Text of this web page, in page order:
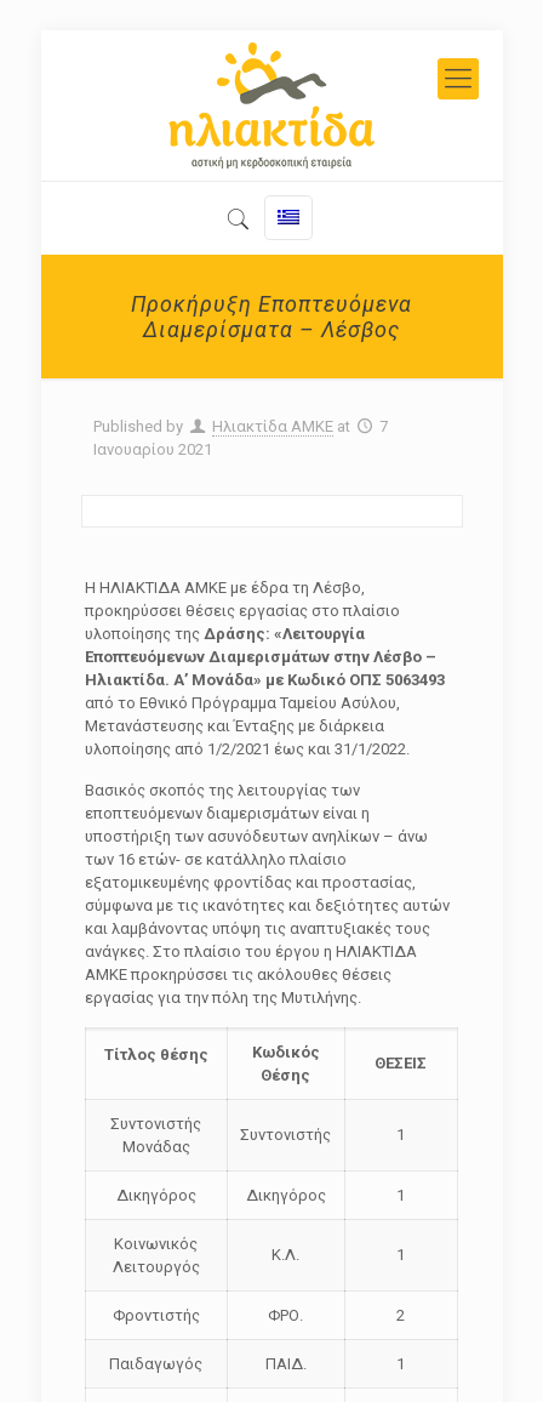
Προκήρυξη Εποπτευόμενα
Διαμερίσματα – Λέσβος
Published by Ηλιακτίδα ΑΜΚΕ at
7
Ιανουαρίου 2021
Η ΗΛΙΑΚΤΙΔΑ ΑΜΚΕ με έδρα τη Λέσβο,
προκηρύσσει θέσεις εργασίας στο πλαίσιο
υλοποίησης της Δράσης: «Λειτουργία
Εποπτευόμενων Διαμερισμάτων στην Λέσβο –
Ηλιακτίδα. Α’ Μονάδα» με Κωδικό ΟΠΣ 5063493
από το Εθνικό Πρόγραμμα Ταμείου Ασύλου,
Μετανάστευσης και Ένταξης με διάρκεια
υλοποίησης από 1/2/2021 έως και 31/1/2022.
Βασικός σκοπός της λειτουργίας των
εποπτευόμενων διαμερισμάτων είναι η
υποστήριξη των ασυνόδευτων ανηλίκων – άνω
των 16 ετών- σε κατάλληλο πλαίσιο
εξατομικευμένης φροντίδας και προστασίας,
σύμφωνα με τις ικανότητες και δεξιότητες αυτών
και λαμβάνοντας υπόψη τις αναπτυξιακές τους
ανάγκες. Στο πλαίσιο του έργου η ΗΛΙΑΚΤΙΔΑ
ΑΜΚΕ προκηρύσσει τις ακόλουθες θέσεις
εργασίας για την πόλη της Μυτιλήνης.
Τίτλος θέσης
Κωδικός
Θέσης
ΘΕΣΕΙΣ
Συντονιστής
Μονάδας
Συντονιστής 1
Δικηγόρος Δικηγόρος 1
Κοινωνικός
Λειτουργός
Κ.Λ. 1
Φροντιστής ΦΡΟ. 2
Παιδαγωγός ΠΑΙΔ. 1